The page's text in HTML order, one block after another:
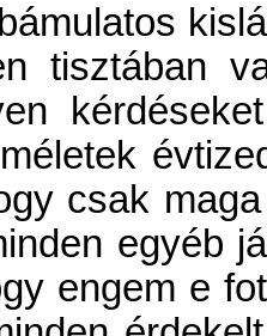
tisztában
csak
egyéb
engem e